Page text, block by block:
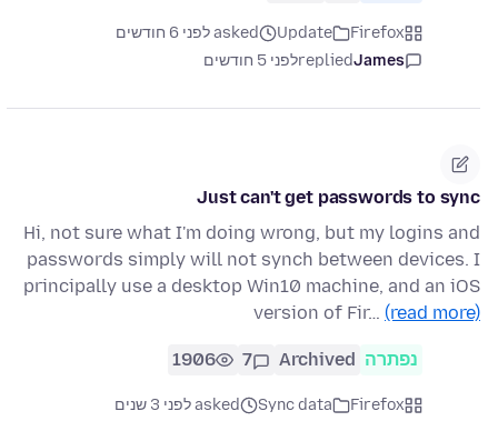
Firefox
Update
asked לפני 6 חודשים
James
repliedלפני 5 חודשים
Just can't get passwords to sync
Hi, not sure what I'm doing wrong, but my logins and
passwords simply will not synch between devices. I
principally use a desktop Win10 machine, and an iOS
version of Fir… (read more)
נפתרה Archived
7
1906
Firefox
Sync data
asked לפני 3 שנים